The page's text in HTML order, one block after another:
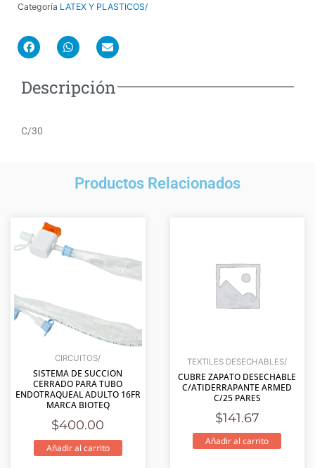
Categoría LATEX Y PLASTICOS/
F
a
c
b
o
W
h
a
s
a
E
n
v
l
o
Descripción
C/30
Productos Relacionados
CIRCUITOS/
SISTEMA DE SUCCION
CERRADO PARA TUBO
ENDOTRAQUEAL ADULTO 16FR
MARCA BIOTEQ
$400.00
Añadir al carrito
TEXTILES DESECHABLES/
CUBRE ZAPATO DESECHABLE
C/ATIDERRAPANTE ARMED
C/25 PARES
$141.67
Añadir al carrito